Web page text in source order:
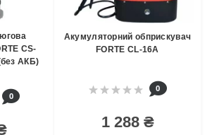
CS-
АКБ)
0
Акумуляторний обприскувач
FORTE CL-16A
0
1 288 ₴